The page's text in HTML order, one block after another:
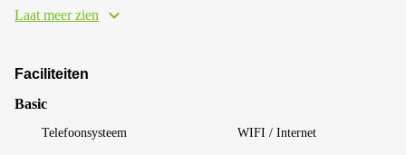
Laat meer zien
Faciliteiten
Basic
Telefoonsysteem WIFI / Internet